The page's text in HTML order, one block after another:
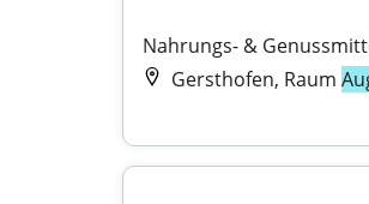
Nahrungs- &
Gersthofen, Raum